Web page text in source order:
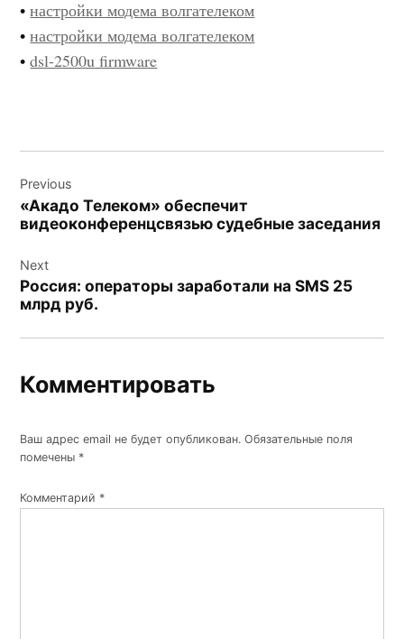
•настройки модема волгателеком
•настройки модема волгателеком
•dsl-2500u firmware
по
записям
Previous
«Акадо Телеком» обеспечит
видеоконференцсвязью судебные заседания
Next
Россия: операторы заработали на SMS 25
млрд руб.
Комментировать
Ваш адрес email не будет опубликован. Обязательные поля
помечены *
Комментарий *